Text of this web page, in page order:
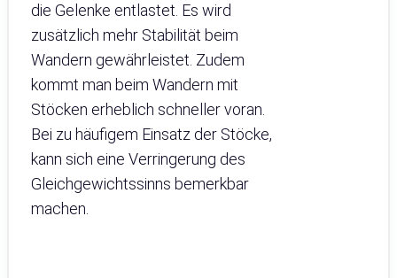
die Gelenke entlastet. Es wird
zusätzlich mehr Stabilität beim
Wandern gewährleistet. Zudem
kommt man beim Wandern mit
Stöcken erheblich schneller voran.
Bei zu häufigem Einsatz der Stöcke,
kann sich eine Verringerung des
Gleichgewichtssinns bemerkbar
machen.